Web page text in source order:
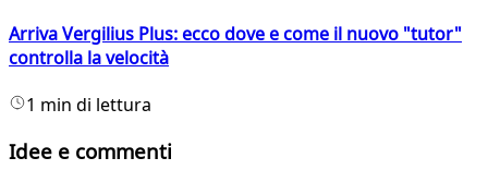
Arriva Vergilius Plus: ecco dove e come il nuovo "tutor"
controlla la velocità
1 min di lettura
Idee e commenti